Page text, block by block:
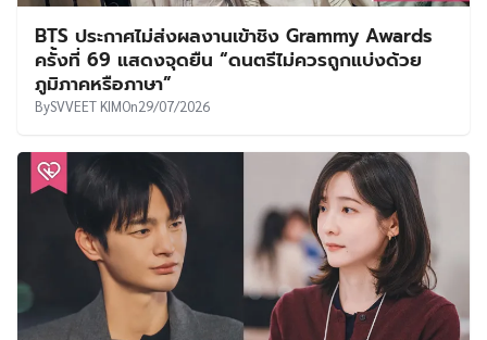
BTS ประกาศไม่ส่งผลงานเข้าชิง Grammy Awards
ครั้งที่ 69 แสดงจุดยืน “ดนตรีไม่ควรถูกแบ่งด้วย
ภูมิภาคหรือภาษา”
BySVVEET KIMOn29/07/2026